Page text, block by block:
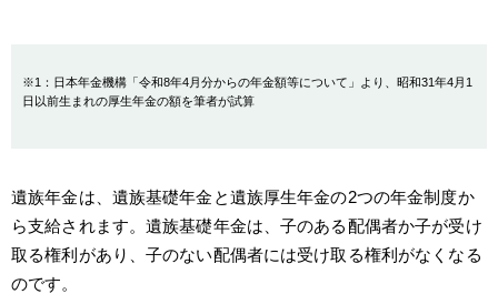
※1：日本年金機構「令和8年4月分からの年金額等について」より、昭和31年4月1
日以前生まれの厚生年金の額を筆者が試算
遺族年金は、遺族基礎年金と遺族厚生年金の2つの年金制度か
ら支給されます。遺族基礎年金は、子のある配偶者か子が受け
取る権利があり、子のない配偶者には受け取る権利がなくなる
のです。